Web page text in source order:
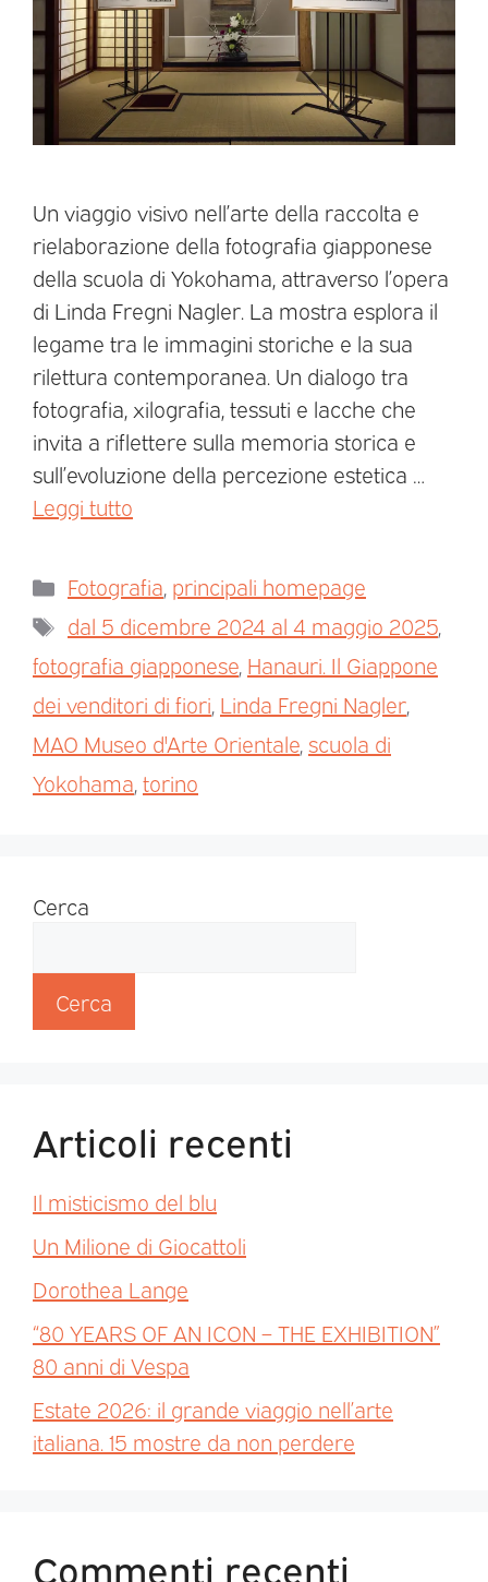
Un viaggio visivo nell’arte della raccolta e
rielaborazione della fotografia giapponese
della scuola di Yokohama, attraverso l’opera
di Linda Fregni Nagler. La mostra esplora il
legame tra le immagini storiche e la sua
rilettura contemporanea. Un dialogo tra
fotografia, xilografia, tessuti e lacche che
invita a riflettere sulla memoria storica e
sull’evoluzione della percezione estetica …
Leggi tutto
Fotografia principali homepage
dal 5 dicembre 2024 al 4 maggio 2025
fotografia giapponese Hanauri. Il Giappone
dei venditori di fiori Linda Fregni Nagler
MAO Museo d'Arte Orientale scuola di
Yokohama torino
Cerca
Cerca
Articoli recenti
Il misticismo del blu
Un Milione di Giocattoli
Dorothea Lange
“80 YEARS OF AN ICON – THE EXHIBITION”
80 anni di Vespa
Estate 2026: il grande viaggio nell’arte
italiana. 15 mostre da non perdere
Commenti recenti